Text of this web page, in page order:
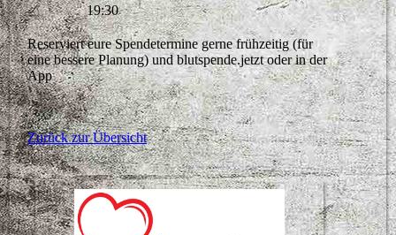
19:30
Reserviert eure Spendetermine gerne frühzeitig (für
eine bessere Planung) und blutspende.jetzt oder in der
App
Zurück zur Übersicht